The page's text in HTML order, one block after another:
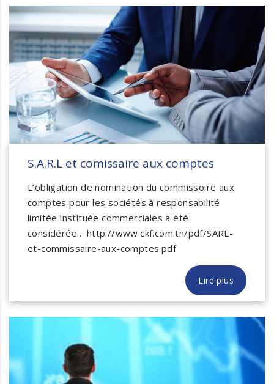
S.A.R.L et comissaire aux comptes
L’obligation de nomination du commissoire aux
comptes pour les sociétés à responsabilité
limitée instituée commerciales a été
considérée… http://www.ckf.com.tn/pdf/SARL-
et-commissaire-aux-comptes.pdf
Lire plus